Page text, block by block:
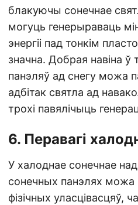
блакуючы сонечнае
могуць генерыраваць
энергіі пад тонкім
значна. Добрая навіна
панэляў ад снегу можа
адбітак святла ад
трохі павялічыць
6. Перавагі
У халоднае сонечнае
сонечных панэлях можа
фізічных уласцівасцяў,